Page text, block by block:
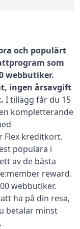
och populärt
som
webbutiker.
ingen årsavgift
I tillägg får du 15
kompletterande
Flex kreditkort.
populära i
av de bästa
reward.
webbutiker.
ha på din resa,
betalar minst